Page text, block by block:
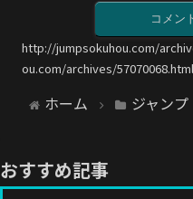
コメン
http://jumpsokuhou.com/
ou.com/archives/57070068.html
ホーム ジャンプ
おすすめ記事